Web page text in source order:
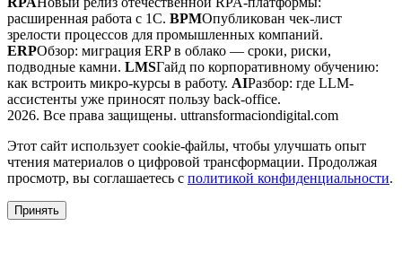
расширенная работа с 1С. BPMОпубликован чек-лист
зрелости процессов для промышленных компаний.
ERPОбзор: миграция ERP в облако — сроки, риски,
подводные камни. LMSГайд по корпоративному обучению:
как встроить микро-курсы в работу. AIРазбор: где LLM-
ассистенты уже приносят пользу back-office.
2026. Все права защищены. uttransformaciondigital.com
Этот сайт использует cookie-файлы, чтобы улучшать опыт
чтения материалов о цифровой трансформации. Продолжая
просмотр, вы соглашаетесь с политикой конфиденциальности.
Принять